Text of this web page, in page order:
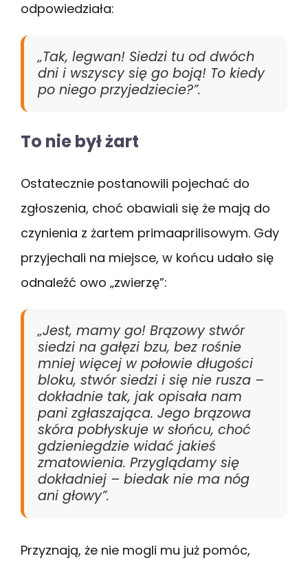
odpowiedziała:
„Tak, legwan! Siedzi tu od dwóch
dni i wszyscy się go boją! To kiedy
po niego przyjedziecie?”.
To nie był żart
Ostatecznie postanowili pojechać do
zgłoszenia, choć obawiali się że mają do
czynienia z żartem primaaprilisowym. Gdy
przyjechali na miejsce, w końcu udało się
odnaleźć owo „zwierzę”:
„Jest, mamy go! Brązowy stwór
siedzi na gałęzi bzu, bez rośnie
mniej więcej w połowie długości
bloku, stwór siedzi i się nie rusza –
dokładnie tak, jak opisała nam
pani zgłaszająca. Jego brązowa
skóra pobłyskuje w słońcu, choć
gdzieniegdzie widać jakieś
zmatowienia. Przyglądamy się
dokładniej – biedak nie ma nóg
ani głowy”.
Przyznają, że nie mogli mu już pomóc,